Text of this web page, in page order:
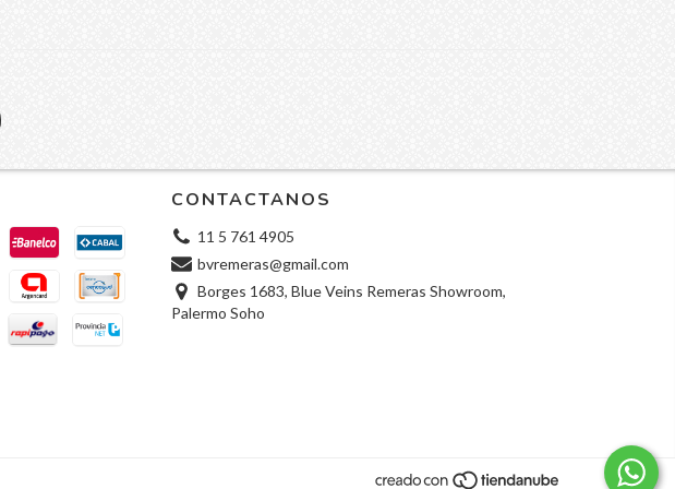
CONTACTANOS
11 5 761 4905
bvremeras@gmail.com
Borges 1683, Blue Veins Remeras Showroom,
Palermo Soho